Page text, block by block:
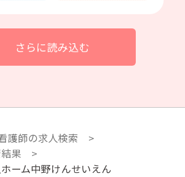
さらに読み込む
護師の求人検索
果
ーム中野けんせいえん